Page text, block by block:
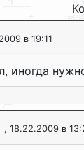
в 19:11
иногда
, 18.22.2009 в